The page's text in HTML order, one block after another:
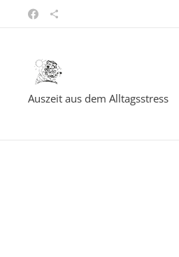
Auszeit aus dem Alltagsstress